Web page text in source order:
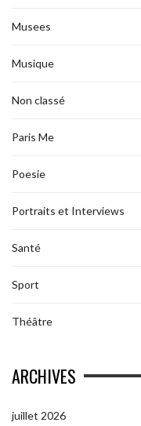
Musees
Musique
Non classé
Paris Me
Poesie
Portraits et Interviews
Santé
Sport
Théâtre
ARCHIVES
juillet 2026